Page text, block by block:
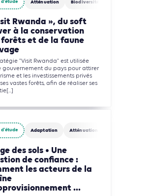
d'étude Atténuation Biodiversité
Rwanda », du soft
à la conservation
forêts et de la faune
"Visit Rwanda" est utilisée
gouvernement du pays pour attirer
et les investissements privés
vastes forêts, afin de réaliser ses
d'étude Adaptation Atténuation
des sols • Une
de confiance :
les acteurs de la
...